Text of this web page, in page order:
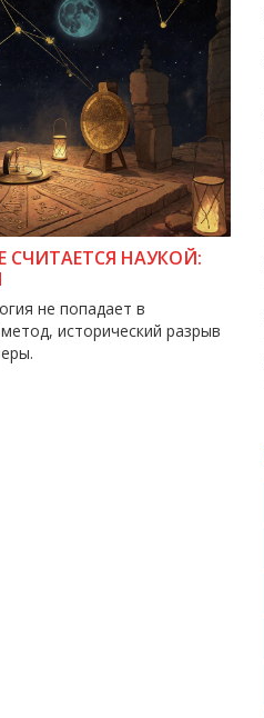
СЧИТАЕТСЯ НАУКОЙ:
не попадает в
исторический разрыв